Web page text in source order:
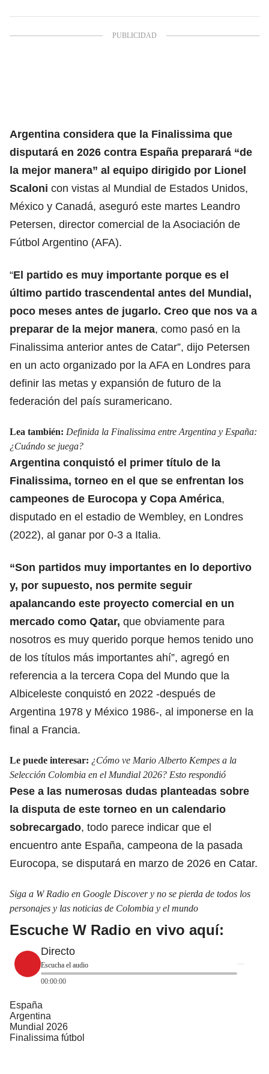
Argentina considera que la Finalissima que
disputará en 2026 contra España preparará “de
la mejor manera” al equipo dirigido por Lionel
Scaloni con vistas al Mundial de Estados Unidos,
México y Canadá, aseguró este martes Leandro
Petersen, director comercial de la Asociación de
Fútbol Argentino (AFA).
“El partido es muy importante porque es el
último partido trascendental antes del Mundial,
poco meses antes de jugarlo. Creo que nos va a
preparar de la mejor manera, como pasó en la
Finalissima anterior antes de Catar”, dijo Petersen
en un acto organizado por la AFA en Londres para
definir las metas y expansión de futuro de la
federación del país suramericano.
Lea también: Definida la Finalissima entre Argentina y España:
¿Cuándo se juega?
Argentina conquistó el primer título de la
Finalissima, torneo en el que se enfrentan los
campeones de Eurocopa y Copa América,
disputado en el estadio de Wembley, en Londres
(2022), al ganar por 0-3 a Italia.
“Son partidos muy importantes en lo deportivo
y, por supuesto, nos permite seguir
apalancando este proyecto comercial en un
mercado como Qatar, que obviamente para
nosotros es muy querido porque hemos tenido uno
de los títulos más importantes ahí”, agregó en
referencia a la tercera Copa del Mundo que la
Albiceleste conquistó en 2022 -después de
Argentina 1978 y México 1986-, al imponerse en la
final a Francia.
Le puede interesar: ¿Cómo ve Mario Alberto Kempes a la
Selección Colombia en el Mundial 2026? Esto respondió
Pese a las numerosas dudas planteadas sobre
la disputa de este torneo en un calendario
sobrecargado, todo parece indicar que el
encuentro ante España, campeona de la pasada
Eurocopa, se disputará en marzo de 2026 en Catar.
Siga a W Radio en Google Discover y no se pierda de todos los
personajes y las noticias de Colombia y el mundo
Escuche W Radio en vivo aquí:
Directo
Escucha el audio
00:00:00
España
Argentina
Mundial 2026
Finalissima fútbol